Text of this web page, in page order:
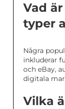
Vad
typer
Några
inkluderar
och eBay,
digitala
Vilka